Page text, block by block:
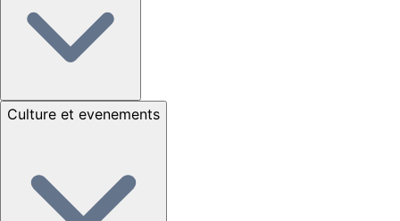
Culture et evenements